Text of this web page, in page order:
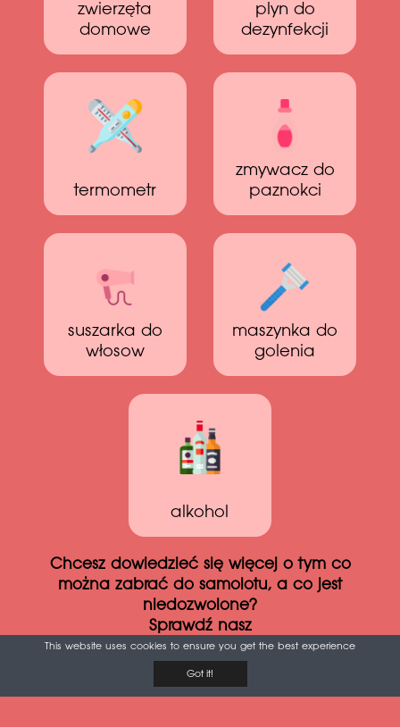
zwierzęta
domowe
plyn do
dezynfekcji
termometr
zmywacz do
paznokci
suszarka do
włosow
maszynka do
golenia
alkohol
Chcesz dowiedzieć się więcej o tym co
można zabrać do samolotu, a co jest
niedozwolone?
Sprawdź nasz
Niezbędnik podróży samolotem
This website uses cookies to ensure you get the best experience
Got it!